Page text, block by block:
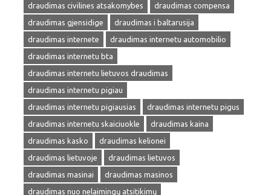
draudimas civilines atsakomybes
draudimas compensa
draudimas gjensidige
draudimas i baltarusija
draudimas internete
draudimas internetu automobilio
draudimas internetu bta
draudimas internetu lietuvos draudimas
draudimas internetu pigiau
draudimas internetu pigiausias
draudimas internetu pigus
draudimas internetu skaiciuokle
draudimas kaina
draudimas kasko
draudimas kelionei
draudimas lietuvoje
draudimas lietuvos
draudimas masinai
draudimas masinos
draudimas nuo nelaimingų atsitikimų